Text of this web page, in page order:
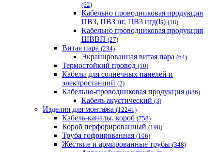
(62)
Кабельно проводниковая продукция
ПВ3, ПВ3 нг, ПВ3 нгд(ls) (18)
Кабельно проводниковая продукция
ШВВП (27)
Витая пара (234)
Экранированная витая пара (64)
Термостойкий провод (10)
Кабели для солнечных панелей и
электростанций (2)
Кабельно-проводниковая продукция (886)
Кабель акустический (3)
Изделия для монтажа (12241)
Кабель-каналы, короб (758)
Короб перфорированный (198)
Труба гофрированная (196)
Жёсткие и армированные трубы (348)